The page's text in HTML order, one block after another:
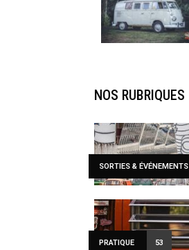
Août 10
120
0
NOS RUBRIQUES
SORTIES & ÉVÉNEMENTS
PRATIQUE 53